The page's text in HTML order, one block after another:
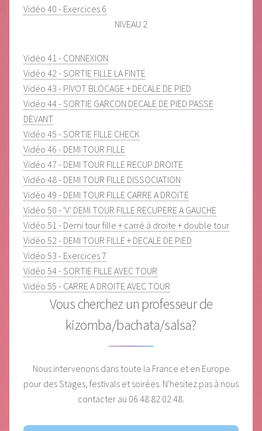
Vidéo 40 - Exercices 6
NIVEAU 2
Vidéo 41 - CONNEXION
Vidéo 42 - SORTIE FILLE LA FINTE
Vidéo 43 - PIVOT BLOCAGE + DECALE DE PIED
Vidéo 44 - SORTIE GARCON DECALE DE PIED PASSE
DEVANT
Vidéo 45 - SORTIE FILLE CHECK
Vidéo 46 - DEMI TOUR FILLE
Vidéo 47 - DEMI TOUR FILLE RECUP DROITE
Vidéo 48 - DEMI TOUR FILLE DISSOCIATION
Vidéo 49 - DEMI TOUR FILLE CARRE A DROITE
Vidéo 50 - 'V' DEMI TOUR FILLE RECUPERE A GAUCHE
Vidéo 51 - Demi tour fille + carré à droite + double tour
Vidéo 52 - DEMI TOUR FILLE + DECALE DE PIED
Vidéo 53 - Exercices 7
Vidéo 54 - SORTIE FILLE AVEC TOUR
Vidéo 55 - CARRE A DROITE AVEC TOUR
Vous cherchez un professeur de
kizomba/bachata/salsa?
Nous intervenons dans toute la France et en Europe
pour des Stages, festivals et soirées. N'hesitez pas à nous
contacter au 06 48 82 02 48.